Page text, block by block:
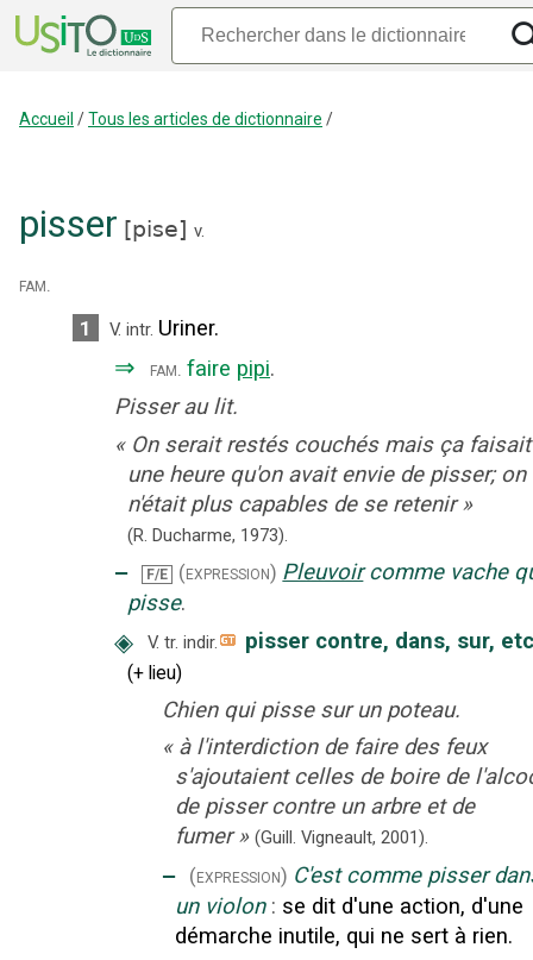
Accueil /Tous les articles de dictionnaire /
pisser [pise] v.
fam.
1
V. intr. Uriner.
⇒ fam. faire pipi.
Pisser au lit.
« On serait restés couchés mais ça faisait
une heure qu'on avait envie de pisser; on
n'était plus capables de se retenir »
(R. Ducharme, 1973).
‒ F/E (expression) Pleuvoir comme vache
pisse.
◈ V. tr. indir. pisser contre, dans, sur,
(+ lieu)
Chien qui pisse sur un poteau.
« à l'interdiction de faire des feux
s'ajoutaient celles de boire de
de pisser contre un arbre et de
fumer » (Guill. Vigneault, 2001).
‒ (expression) C'est comme pisser
un violon : se dit d'une action, d'une
démarche inutile, qui ne sert à rien.